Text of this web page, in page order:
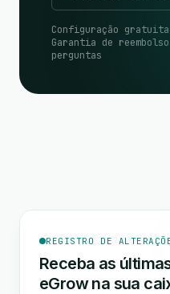
Configuração
Garantia de
perguntas
REGISTRO DE
Receba as
eGrow na sua